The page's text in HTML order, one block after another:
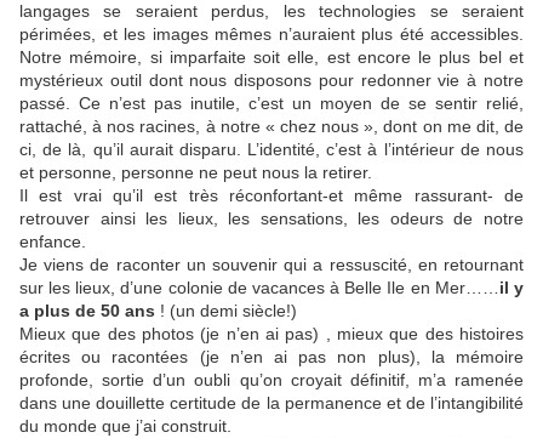
langages se seraient perdus, les technologies se seraient
périmées, et les images mêmes n’auraient plus été accessibles.
Notre mémoire, si imparfaite soit elle, est encore le plus bel et
mystérieux outil dont nous disposons pour redonner vie à notre
passé. Ce n’est pas inutile, c’est un moyen de se sentir relié,
rattaché, à nos racines, à notre « chez nous », dont on me dit, de
ci, de là, qu’il aurait disparu. L’identité, c’est à l’intérieur de nous
et personne, personne ne peut nous la retirer.
Il est vrai qu’il est très réconfortant-et même rassurant- de
retrouver ainsi les lieux, les sensations, les odeurs de notre
enfance.
Je viens de raconter un souvenir qui a ressuscité, en retournant
sur les lieux, d’une colonie de vacances à Belle Ile en Mer…… il y
a plus de 50 ans ! (un demi siècle!)
Mieux que des photos (je n’en ai pas) , mieux que des histoires
écrites ou racontées (je n’en ai pas non plus), la mémoire
profonde, sortie d’un oubli qu’on croyait définitif, m’a ramenée
dans une douillette certitude de la permanence et de l’intangibilité
du monde que j’ai construit.